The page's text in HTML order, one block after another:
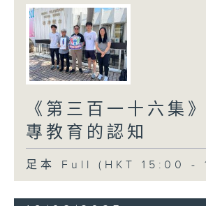
《第三百一十六集
專教育的認知
足本 Full (HKT 15:00 -